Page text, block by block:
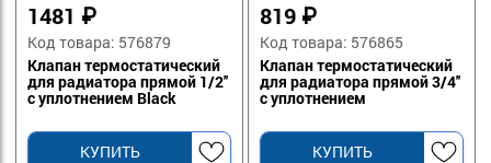
1481 ₽
Код товара: 576879
Клапан термостатический
для радиатора прямой 1/2''
с уплотнением Black
КУПИТЬ
819 ₽
Код товара: 576865
Клапан термостатический
для радиатора прямой 3/4''
с уплотнением
КУПИТЬ